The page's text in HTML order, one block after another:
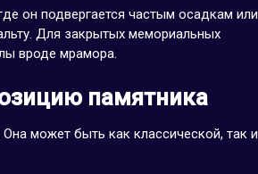
он подвергается частым осадкам или
Для закрытых мемориальных
вроде мрамора.
памятника
может быть как классической, так и